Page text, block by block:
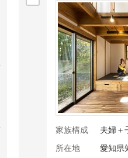
家族構成
夫婦＋
所在地
愛知県